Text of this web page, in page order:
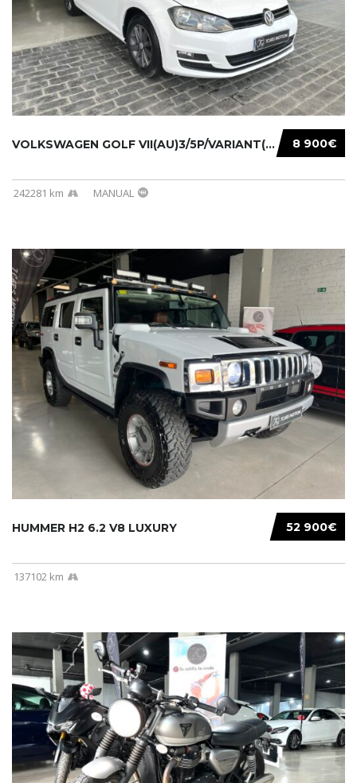
8 900€
VOLKSWAGEN GOLF VII(AU)3/5P/VARIANT(12-16 20...
242281 km MANUAL
52 900€
HUMMER H2 6.2 V8 LUXURY
137102 km